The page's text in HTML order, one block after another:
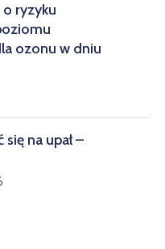
ryzyku
ozonu w dniu
na upał –